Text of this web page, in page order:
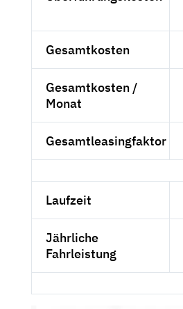
Gesamtkosten
Gesamtkosten /
Monat
Gesamtleasingfaktor
Laufzeit
Jährliche
Fahrleistung